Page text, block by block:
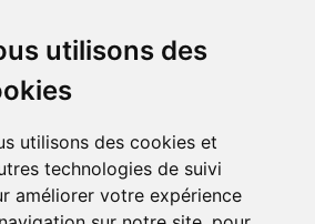
utilisons des
utilisons des cookies et
technologies de suivi
améliorer votre expérience
Livraisons
65 avis